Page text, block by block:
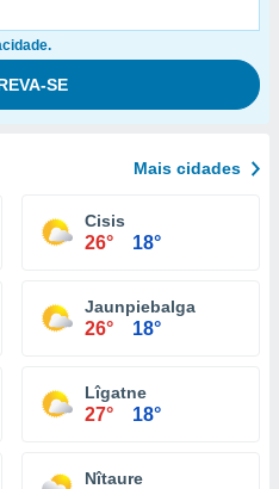
Mais cidades
Cisis
26° 18°
Jaunpiebalga
26° 18°
Lîgatne
27° 18°
Nîtaure